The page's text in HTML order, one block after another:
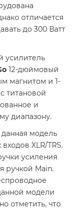
отличается
до 300 Ватт
усилитель
12-дюймовый
магнитом и 1-
титановой
и
диапазону.
модель
XLR/TRS.
усиления
ручкой Main.
модели
отметить, что